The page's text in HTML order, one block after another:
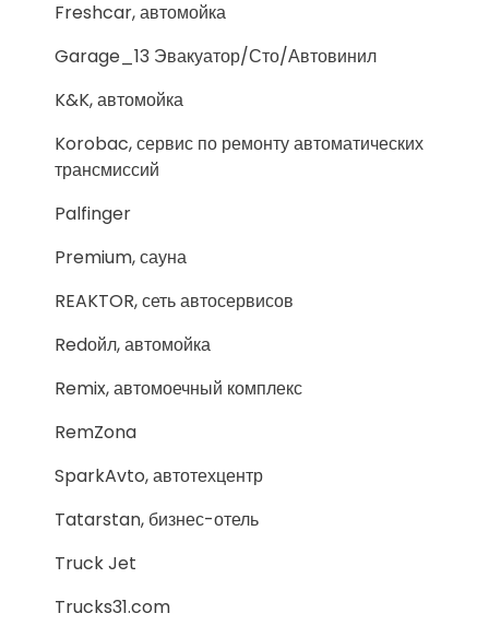
Freshcar, автомойка
Garage_13 Эвакуатор/Сто/Автовинил
K&K, автомойка
Korobac, сервис по ремонту автоматических
трансмиссий
Palfinger
Premium, сауна
REAKTOR, сеть автосервисов
Redойл, автомойка
Remix, автомоечный комплекс
RemZona
SparkAvto, автотехцентр
Tatarstan, бизнес-отель
Truck Jet
Trucks31.com